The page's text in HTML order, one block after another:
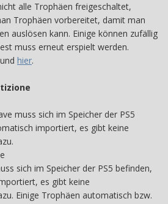
alle Trophäen freigeschaltet,
Trophäen vorbereitet, damit man
auslösen kann. Einige können zufällig
muss erneut erspielt werden.
und hier.
muss sich im Speicher der PS5
importiert, es gibt keine
sich im Speicher der PS5 befinden,
es gibt keine
Einige Trophäen automatisch bzw.